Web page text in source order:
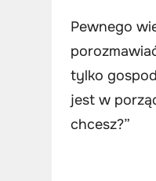
Pewnego
tylko
jest w
chcesz?”